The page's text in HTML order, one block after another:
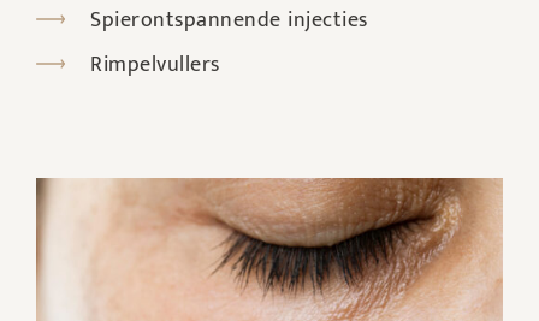
Spierontspannende injecties
Rimpelvullers